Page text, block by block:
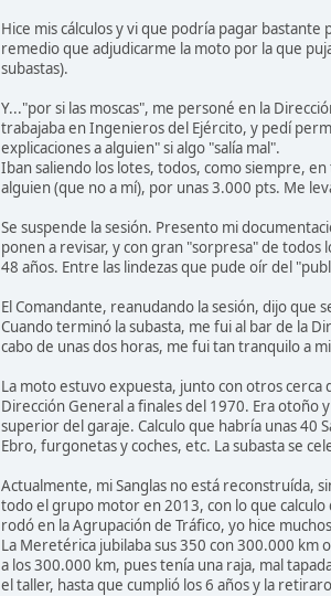
Hice mis cálculos y vi que podría pagar
remedio que adjudicarme la moto por la que
subastas).
Y..."por si las moscas", me personé en la
trabajaba en Ingenieros del Ejército, y pedí
explicaciones a alguien" si algo "salía mal".
Iban saliendo los lotes, todos, como siempre,
alguien (que no a mí), por unas 3.000 pts. Me
Se suspende la sesión. Presento mi
ponen a revisar, y con gran "sorpresa" de todos
48 años. Entre las lindezas que pude oír del
El Comandante, reanudando la sesión, dijo
Cuando terminó la subasta, me fui al bar de la
cabo de unas dos horas, me fui tan tranquilo a
La moto estuvo expuesta, junto con otros cerca
Dirección General a finales del 1970. Era otoño
superior del garaje. Calculo que habría unas 40
Ebro, furgonetas y coches, etc. La subasta se
Actualmente, mi Sanglas no está reconstruída,
todo el grupo motor en 2013, con lo que
rodó en la Agrupación de Tráfico, yo hice
La Meretérica jubilaba sus 350 con 300.000 km
a los 300.000 km, pues tenía una raja, mal
el taller, hasta que cumplió los 6 años y la